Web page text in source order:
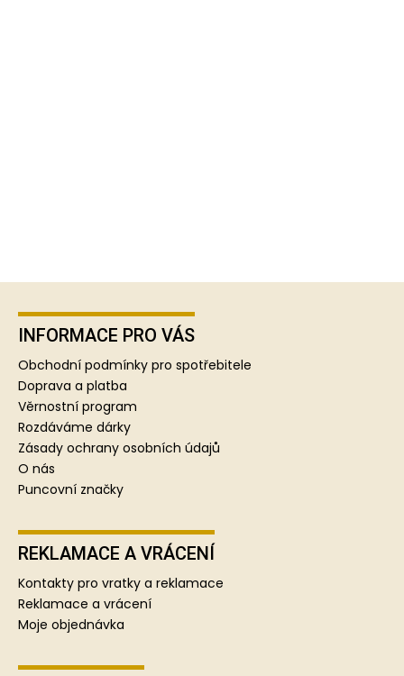
Z
INFORMACE PRO VÁS
Obchodní podmínky pro spotřebitele
Doprava a platba
Věrnostní program
Rozdáváme dárky
Zásady ochrany osobních údajů
O nás
Puncovní značky
REKLAMACE A VRÁCENÍ
Kontakty pro vratky a reklamace
Reklamace a vrácení
Moje objednávka